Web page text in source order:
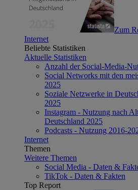
Zum
Internet
Beliebte Statistiken
Aktuelle Statistiken
Anzahl der Social-Media-
Social Networks mit den
2025
Soziale Netzwerke in
2025
Instagram - Nutzung nach
Deutschland 2025
Podcasts - Nutzung 2016-
Internet
Themen
Weitere Themen
Social Media - Daten &
TikTok - Daten & Fakten
Top Report